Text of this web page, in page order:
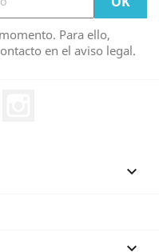
Para ello,
en el aviso legal.
